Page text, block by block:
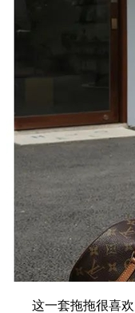
这一套拖拖很喜欢